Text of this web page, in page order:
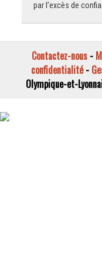
par l’excès de
Contactez-nous -
confidentialité-
Olympique-et-